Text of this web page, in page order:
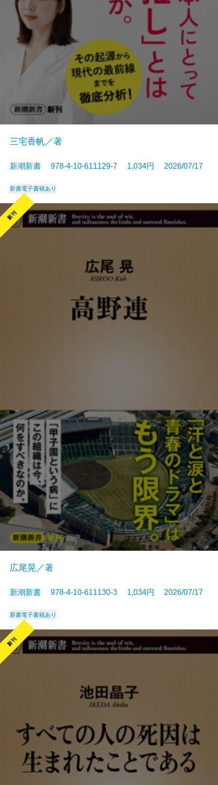
三宅香帆／著
新潮新書 978-4-10-611129-7 1,034円 2026/07/17
新書電子書籍あり
新刊
広尾晃／著
新潮新書 978-4-10-611130-3 1,034円 2026/07/17
新書電子書籍あり
新刊